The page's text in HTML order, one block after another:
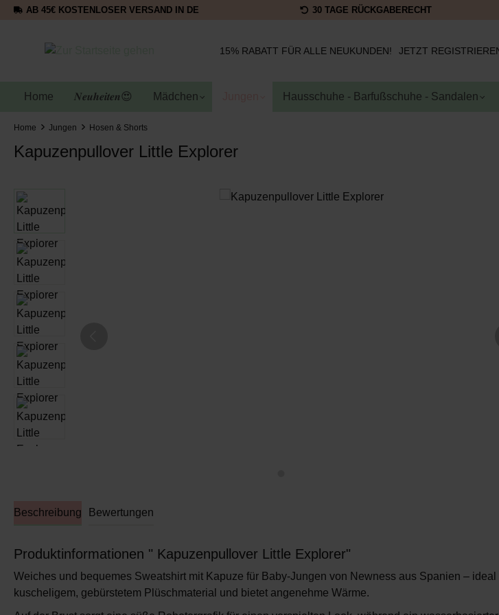
AB 45€ KOSTENLOSER VERSAND IN DE 30 TAGE RÜCKGABERECHT
15% RABATT FÜR ALLE NEUKUNDEN! JETZT
Home 𝑵𝒆𝒖𝒉𝒆𝒊𝒕𝒆𝒏😍 Mädchen Hausschuhe - Barfußschuhe - Sandalen
Home Jungen Hosen & Shorts
Kapuzenpullover Little Explorer
Beschreibung Bewertungen
Produktinformationen " Kapuzenpullover Little Explorer"
Weiches und bequemes Sweatshirt mit Kapuze für Baby-Jungen von Newness aus Spanien – ideal
kuscheligem, gebürstetem Plüschmaterial und bietet angenehme Wärme.